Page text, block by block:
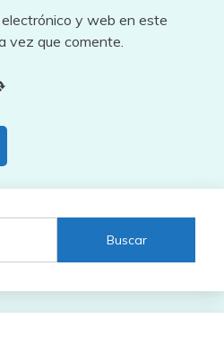
y web en este
vez que comente.